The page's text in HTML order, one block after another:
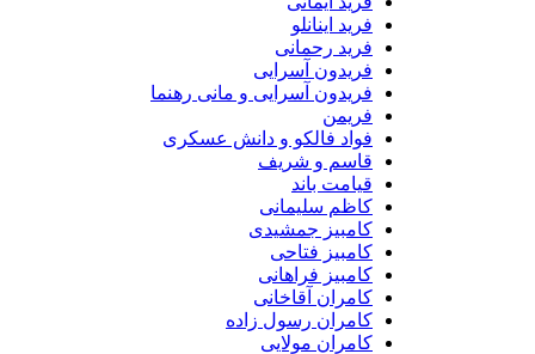
فرید اینانلو
فرید رحمانی
فریدون آسرایی
فریدون آسرایی و مانی رهنما
فریمن
فواد فالکو و دانش عسکری
قاسم و شریف
قیامت باند
کاظم سلیمانی
کامبیز جمشیدی
کامبیز فتاحی
کامبیز فراهانی
کامران آقاخانی
کامران رسول زاده
کامران مولایی